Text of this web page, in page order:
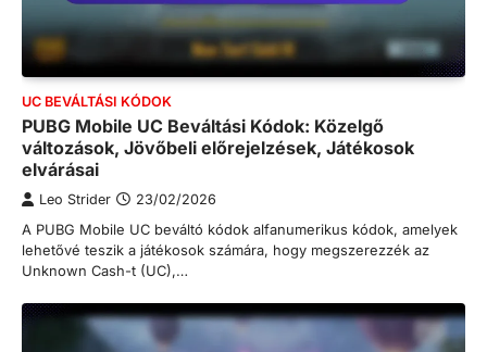
UC BEVÁLTÁSI KÓDOK
PUBG Mobile UC Beváltási Kódok: Közelgő
változások, Jövőbeli előrejelzések, Játékosok
elvárásai
Leo Strider 23/02/2026
A PUBG Mobile UC beváltó kódok alfanumerikus kódok, amelyek
lehetővé teszik a játékosok számára, hogy megszerezzék az
Unknown Cash-t (UC),…